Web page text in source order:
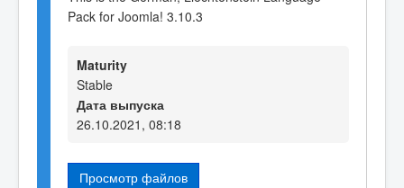
Pack for Joomla! 3.10.3
Maturity
Stable
Дата выпуска
26.10.2021, 08:18
Просмотр файлов